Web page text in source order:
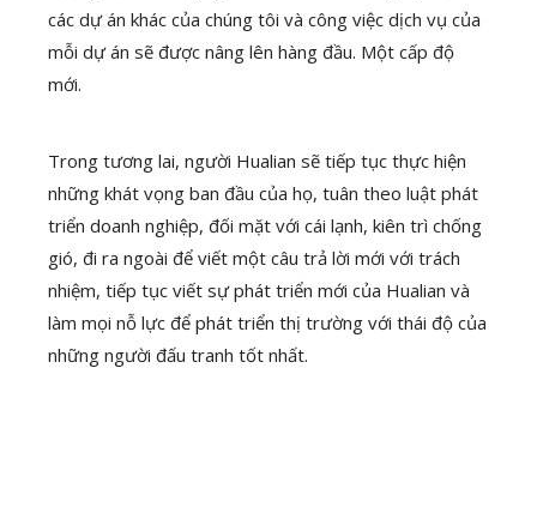
các dự án khác của chúng tôi và công việc dịch vụ của
mỗi dự án sẽ được nâng lên hàng đầu. Một cấp độ
mới.
Trong tương lai, người Hualian sẽ tiếp tục thực hiện
những khát vọng ban đầu của họ, tuân theo luật phát
triển doanh nghiệp, đối mặt với cái lạnh, kiên trì chống
gió, đi ra ngoài để viết một câu trả lời mới với trách
nhiệm, tiếp tục viết sự phát triển mới của Hualian và
làm mọi nỗ lực để phát triển thị trường với thái độ của
những người đấu tranh tốt nhất.